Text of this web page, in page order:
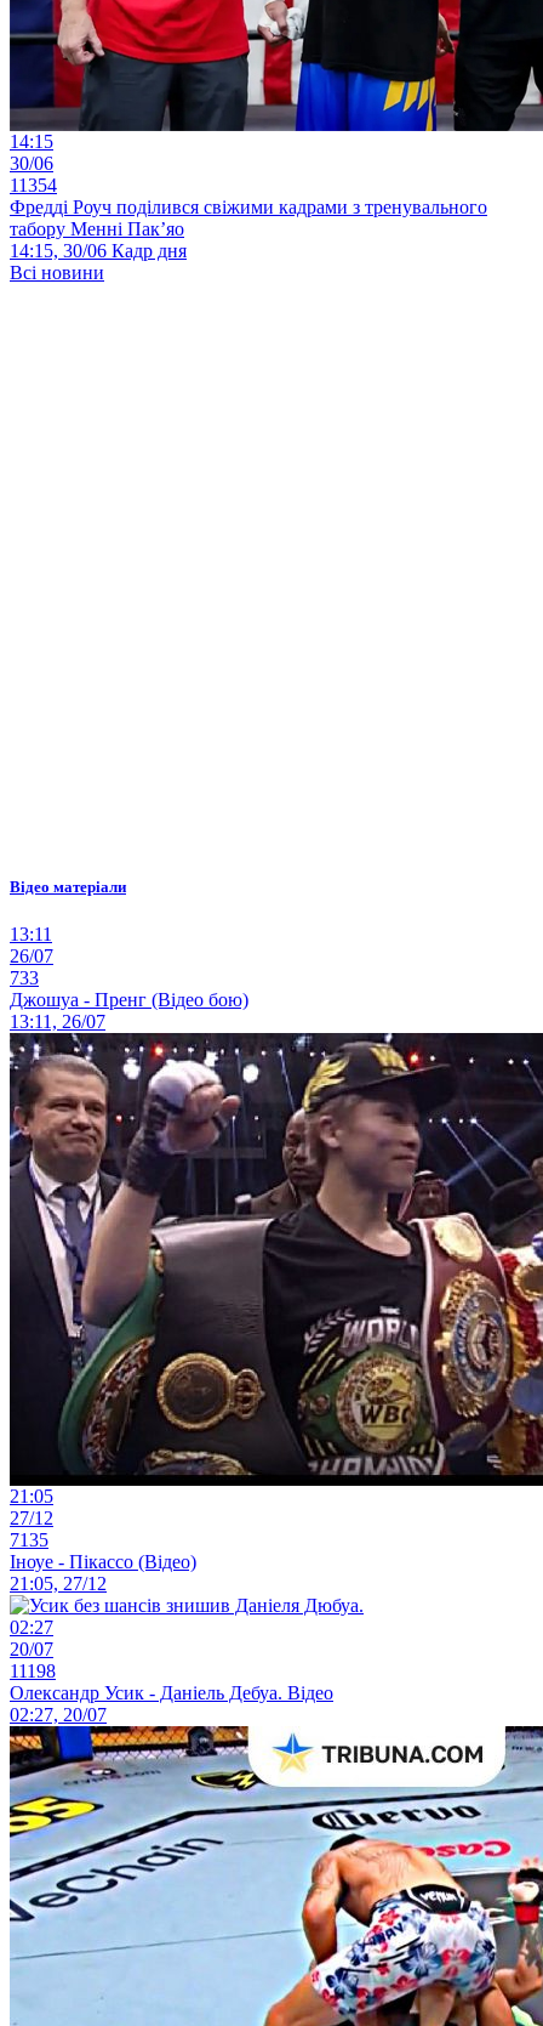
14:15
30/06
11354
Фредді Роуч поділився свіжими кадрами з тренувального
табору Менні Пак’яо
14:15, 30/06 Кадр дня
Всі новини
Відео матеріали
13:11
26/07
733
Джошуа - Пренг (Відео бою)
13:11, 26/07
21:05
27/12
7135
Іноуе - Пікассо (Відео)
21:05, 27/12
02:27
20/07
11198
Олександр Усик - Даніель Дебуа. Відео
02:27, 20/07